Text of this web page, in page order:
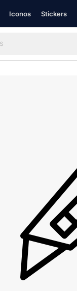
Iconos Stickers